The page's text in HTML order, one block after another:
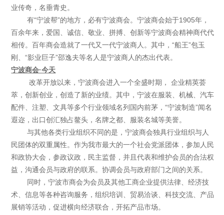
业传奇，名垂青史。
有“宁波帮”的地方，必有宁波商会。宁波商会始于1905年，
百余年来，爱国、诚信、敬业、拼搏、创新等宁波商会精神商代代
相传。百年商会造就了一代又一代宁波商人。其中，“船王”包玉
刚、“影业巨子”邵逸夫等名人是宁波商人的杰出代表。
宁波商会·今天
改革开放以来，宁波商会进入一个全盛时期， 企业精英荟
萃，创新创业，创造了新的业绩。其中，宁波在服装、机械、汽车
配件、注塑、文具等多个行业领域名列国内前茅，“宁波制造”闻名
遐迩，出口创汇独占鳌头，名牌之都、服装名城等美誉。
与其他各类行业组织不同的是，宁波商会独具行业组织与人
民团体的双重属性。作为我市最大的一个社会党派团体，参加人民
和政协大会，参政议政，民主监督，并且代表和维护会员的合法权
益，沟通会员与政府的联系。协调会员与政府部门之间的关系。
同时，宁波市商会为会员及其他工商企业提供法律、经济技
术、信息等各种咨询服务，组织培训、贸易洽谈、科技交流、产品
展销等活动，促进横向经济联合，开拓产品市场。